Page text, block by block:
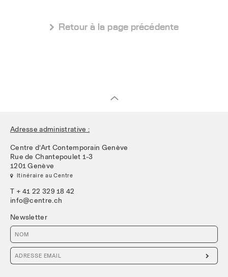
 Retour à la page précédente
Adresse administrative :
Centre d’Art Contemporain Genève
Rue de Chantepoulet 1-3
1201 Genève
 Itinéraire au Centre
T + 41 22 329 18 42
info@centre.ch
Newsletter
